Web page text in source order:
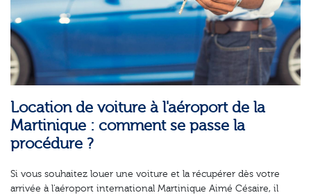
Location de voiture à l'aéroport de la
Martinique : comment se passe la
procédure ?
Si vous souhaitez louer une voiture et la récupérer dès votre
arrivée à l'aéroport international Martinique Aimé Césaire, il